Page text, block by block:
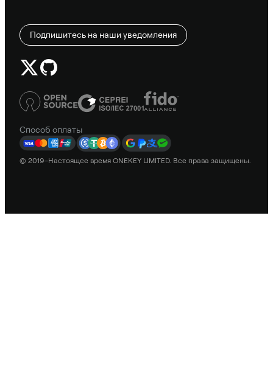
Подпишитесь на наши уведомления
Способ оплаты
© 2019–Настоящее время ONEKEY LIMITED. Все права защищены.